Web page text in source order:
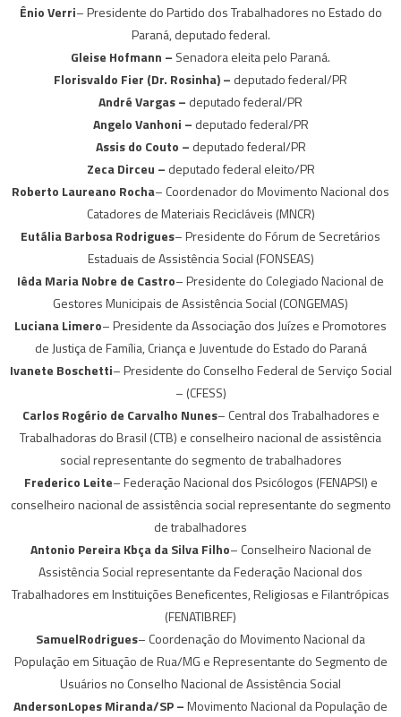
Ênio Verri– Presidente do Partido dos Trabalhadores no Estado do
Paraná, deputado federal.
Gleise Hofmann – Senadora eleita pelo Paraná.
Florisvaldo Fier (Dr. Rosinha) – deputado federal/PR
André Vargas – deputado federal/PR
Angelo Vanhoni – deputado federal/PR
Assis do Couto – deputado federal/PR
Zeca Dirceu – deputado federal eleito/PR
Roberto Laureano Rocha– Coordenador do Movimento Nacional dos
Catadores de Materiais Recicláveis (MNCR)
Eutália Barbosa Rodrigues– Presidente do Fórum de Secretários
Estaduais de Assistência Social (FONSEAS)
Iêda Maria Nobre de Castro– Presidente do Colegiado Nacional de
Gestores Municipais de Assistência Social (CONGEMAS)
Luciana Limero– Presidente da Associação dos Juízes e Promotores
de Justiça de Família, Criança e Juventude do Estado do Paraná
Ivanete Boschetti– Presidente do Conselho Federal de Serviço Social
– (CFESS)
Carlos Rogério de Carvalho Nunes– Central dos Trabalhadores e
Trabalhadoras do Brasil (CTB) e conselheiro nacional de assistência
social representante do segmento de trabalhadores
Frederico Leite– Federação Nacional dos Psicólogos (FENAPSI) e
conselheiro nacional de assistência social representante do segmento
de trabalhadores
Antonio Pereira Kbça da Silva Filho– Conselheiro Nacional de
Assistência Social representante da Federação Nacional dos
Trabalhadores em Instituições Beneficentes, Religiosas e Filantrópicas
(FENATIBREF)
SamuelRodrigues– Coordenação do Movimento Nacional da
População em Situação de Rua/MG e Representante do Segmento de
Usuários no Conselho Nacional de Assistência Social
AndersonLopes Miranda/SP –Movimento Nacional da População de